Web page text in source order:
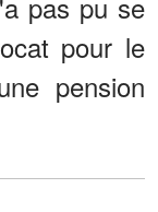
pour le
pension